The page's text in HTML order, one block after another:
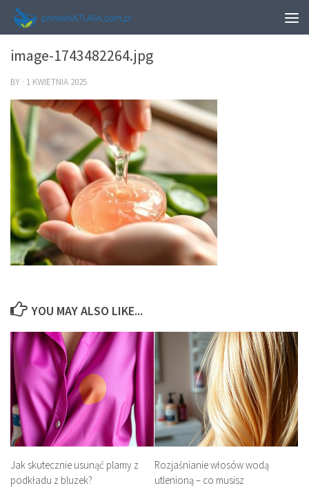
0
image-1743482264.jpg
BY · 1 KWIETNIA 2025
YOU MAY ALSO LIKE...
Jak skutecznie usunąć plamy z
podkładu z bluzek?
Rozjaśnianie włosów wodą
utlenioną – co musisz